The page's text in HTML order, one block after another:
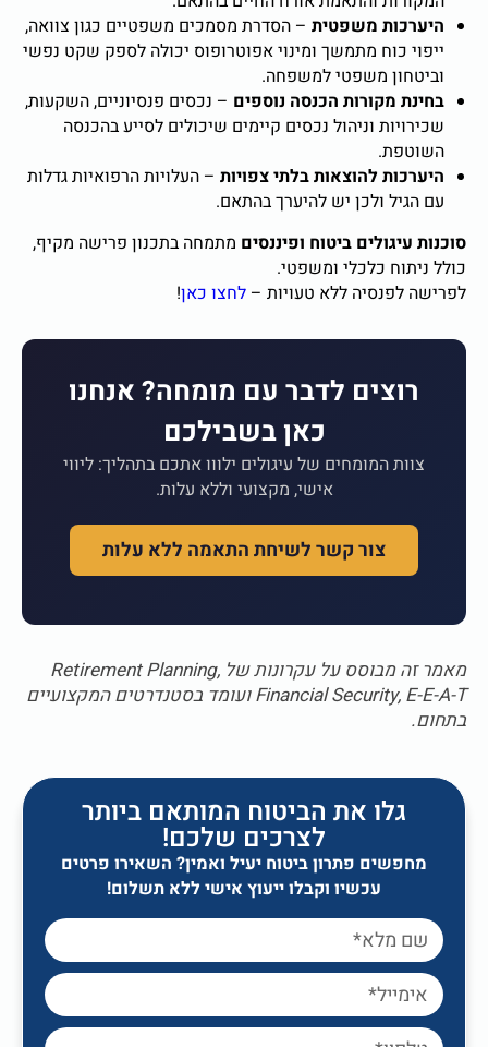
היערכות משפטית – הסדרת מסמכים משפטיים כגון צוואה,
ייפוי כוח מתמשך ומינוי אפוטרופוס יכולה לספק שקט נפשי
וביטחון משפטי למשפחה.
בחינת מקורות הכנסה נוספים – נכסים פנסיוניים, השקעות,
שכירויות וניהול נכסים קיימים שיכולים לסייע בהכנסה
השוטפת.
היערכות להוצאות בלתי צפויות – העלויות הרפואיות גדלות
עם הגיל ולכן יש להיערך בהתאם.
סוכנות עיגולים ביטוח ופיננסים מתמחה בתכנון פרישה מקיף,
כולל ניתוח כלכלי ומשפטי.
לפרישה לפנסיה ללא טעויות – לחצו כאן!
רוצים לדבר עם מומחה? אנחנו
כאן בשבילכם
צוות המומחים של עיגולים ילווו אתכם בתהליך: ליווי
אישי, מקצועי וללא עלות.
צור קשר לשיחת התאמה ללא עלות
מאמר זה מבוסס על עקרונות של Retirement Planning,
Financial Security, E-E-A-T ועומד בסטנדרטים המקצועיים
בתחום.
גלו את הביטוח המותאם ביותר
לצרכים שלכם!
מחפשים פתרון ביטוח יעיל ואמין? השאירו פרטים
עכשיו וקבלו ייעוץ אישי ללא תשלום!